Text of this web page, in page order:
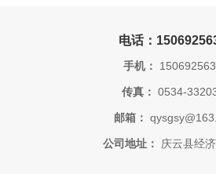
电话：
手机：
传真： 0534-
邮箱：
公司地址： 庆云县经